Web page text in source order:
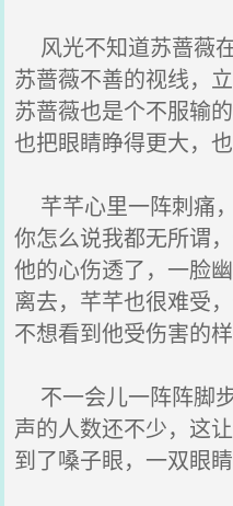
风光不知道苏蔷薇
苏蔷薇不善的视线，
苏蔷薇也是个不服输
也把眼睛睁得更大，
芊芊心里一阵刺痛
你怎么说我都无所谓
他的心伤透了，一脸
离去，芊芊也很难受
不想看到他受伤害的样
不一会儿一阵阵脚
声的人数还不少，这
到了嗓子眼，一双眼